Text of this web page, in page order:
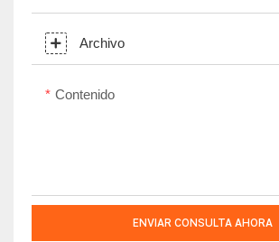
Archivo
Contenido
ENVIAR CONSULTA AHORA